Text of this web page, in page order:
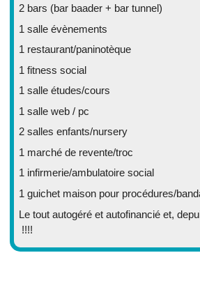
2 bars (bar baader + bar tunnel)
1 salle évènements
1 restaurant/paninotèque
1 fitness social
1 salle études/cours
1 salle web / pc
2 salles enfants/nursery
1 marché de revente/troc
1 infirmerie/ambulatoire social
1 guichet maison pour procédures/
Le tout autogéré et autofinancié et,
!!!!